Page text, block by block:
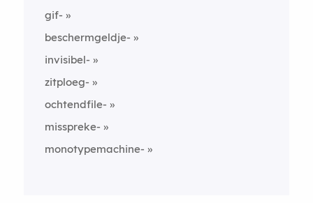
gif-
beschermgeldje-
invisibel-
zitploeg-
ochtendfile-
misspreke-
monotypemachine-